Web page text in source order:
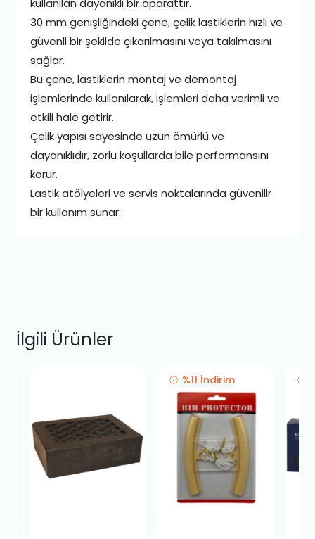
kullanılan dayanıklı bir aparattır.
30 mm genişliğindeki çene, çelik lastiklerin hızlı ve
güvenli bir şekilde çıkarılmasını veya takılmasını
sağlar.
Bu çene, lastiklerin montaj ve demontaj
işlemlerinde kullanılarak, işlemleri daha verimli ve
etkili hale getirir.
Çelik yapısı sayesinde uzun ömürlü ve
dayanıklıdır, zorlu koşullarda bile performansını
korur.
Lastik atölyeleri ve servis noktalarında güvenilir
bir kullanım sunar.
İlgili Ürünler
%11 İndirim